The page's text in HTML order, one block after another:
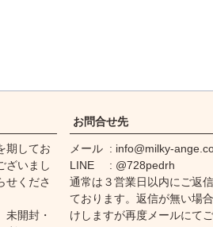
期してお
ざいまし
せくださ
未開封・
お問合せ先
メール
info@milky-
LINE
@728pedrh
通常は３営業日以内にご返
ております。返信が無い場
けしますが再度メールにて